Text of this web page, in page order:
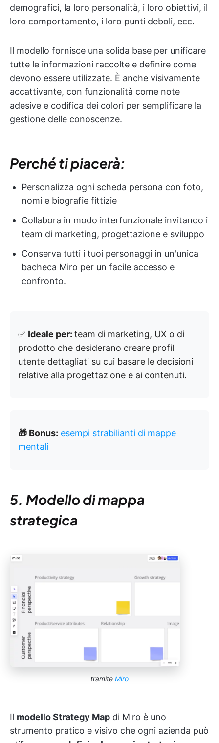
demografici, la loro personalità, i loro obiettivi, il
loro comportamento, i loro punti deboli, ecc.
Il modello fornisce una solida base per unificare
tutte le informazioni raccolte e definire come
devono essere utilizzate. È anche visivamente
accattivante, con funzionalità come note
adesive e codifica dei colori per semplificare la
gestione delle conoscenze.
Perché ti piacerà:
Personalizza ogni scheda persona con foto,
nomi e biografie fittizie
Collabora in modo interfunzionale invitando i
team di marketing, progettazione e sviluppo
Conserva tutti i tuoi personaggi in un'unica
bacheca Miro per un facile accesso e
confronto.
✅ Ideale per: team di marketing, UX o di
prodotto che desiderano creare profili
utente dettagliati su cui basare le decisioni
relative alla progettazione e ai contenuti.
🎁 Bonus: esempi strabilianti di mappe
mentali
5. Modello di mappa
strategica
tramite Miro
Il modello Strategy Map di Miro è uno
strumento pratico e visivo che ogni azienda può